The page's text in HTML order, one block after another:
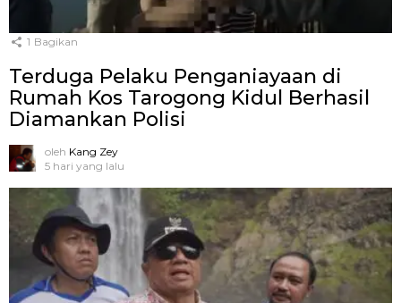
1 Bagikan
Terduga Pelaku Penganiayaan di
Rumah Kos Tarogong Kidul Berhasil
Diamankan Polisi
oleh Kang Zey
5 hari yang lalu